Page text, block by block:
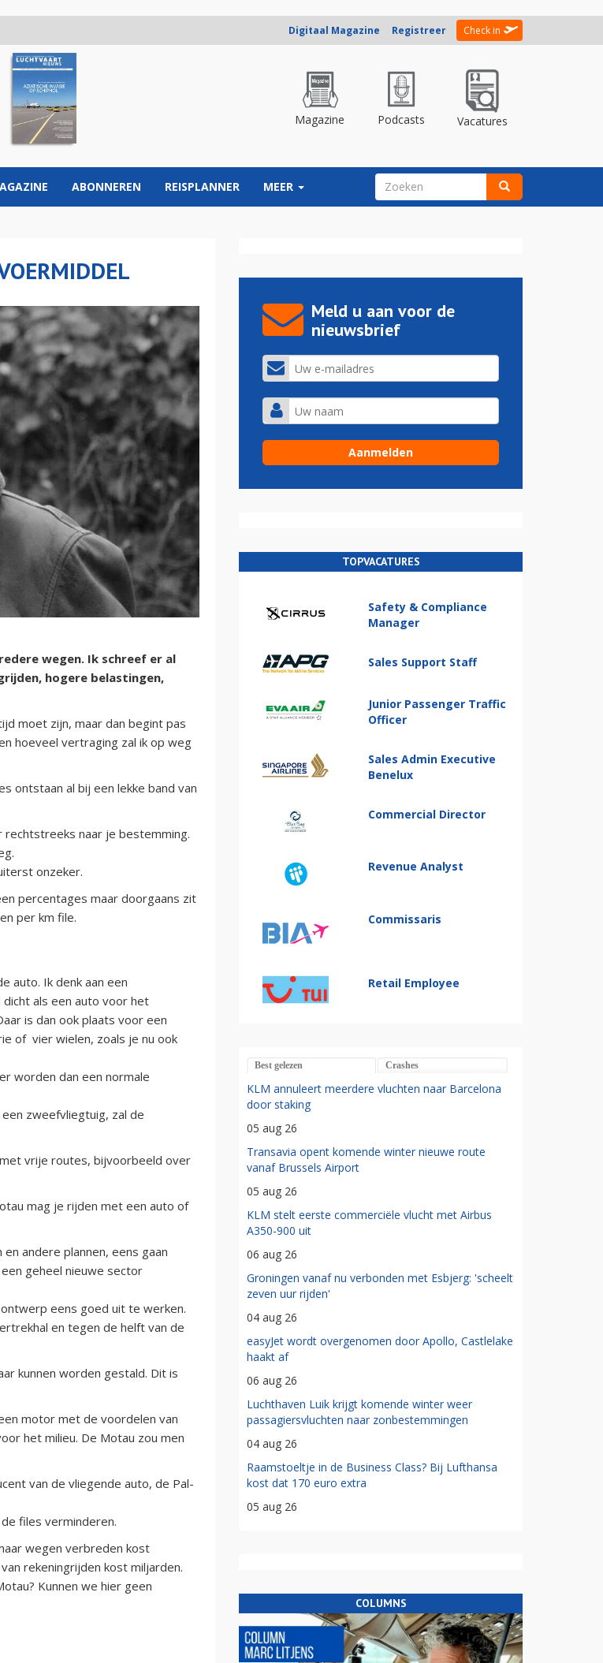
Digitaal Magazine Registreer Check in
Magazine Podcasts Vacatures
ABONNEREN REISPLANNER MEER ZOEKVELD
wegen. Ik schreef er al
hogere belastingen,
moet zijn, maar dan begint pas
hoeveel vertraging zal ik op weg
ontstaan al bij een lekke band van
rechtstreeks naar je bestemming.
onzeker.
percentages maar doorgaans zit
per km file.
auto. Ik denk aan een
als een auto voor het
is dan ook plaats voor een
of vier wielen, zoals je nu ook
worden dan een normale
zweefvliegtuig, zal de
vrije routes, bijvoorbeeld over
mag je rijden met een auto of
andere plannen, eens gaan
geheel nieuwe sector
eens goed uit te werken.
en tegen de helft van de
kunnen worden gestald. Dit is
motor met de voordelen van
het milieu. De Motau zou men
van de vliegende auto, de Pal-
files verminderen.
wegen verbreden kost
rekeningrijden kost miljarden.
Kunnen we hier geen
Meld u aan voor de
nieuwsbrief
TOPVACATURES
Safety & Compliance
Manager
Sales Support Staff
Junior Passenger Traffic
Officer
Sales Admin Executive
Benelux
Commercial Director
Revenue Analyst
Commissaris
Retail Employee
Best gelezen Crashes
KLM annuleert meerdere vluchten naar Barcelona
door staking
05 aug 26
Transavia opent komende winter nieuwe route
vanaf Brussels Airport
05 aug 26
KLM stelt eerste commerciële vlucht met Airbus
A350-900 uit
06 aug 26
Groningen vanaf nu verbonden met Esbjerg: 'scheelt
zeven uur rijden'
04 aug 26
easyJet wordt overgenomen door Apollo, Castlelake
haakt af
06 aug 26
Luchthaven Luik krijgt komende winter weer
passagiersvluchten naar zonbestemmingen
04 aug 26
Raamstoeltje in de Business Class? Bij Lufthansa
kost dat 170 euro extra
05 aug 26
COLUMNS